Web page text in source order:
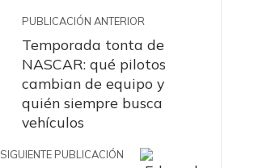
PUBLICACIÓN ANTERIOR
Temporada tonta de
NASCAR: qué pilotos
cambian de equipo y
quién siempre busca
vehículos
SIGUIENTE PUBLICACIÓN